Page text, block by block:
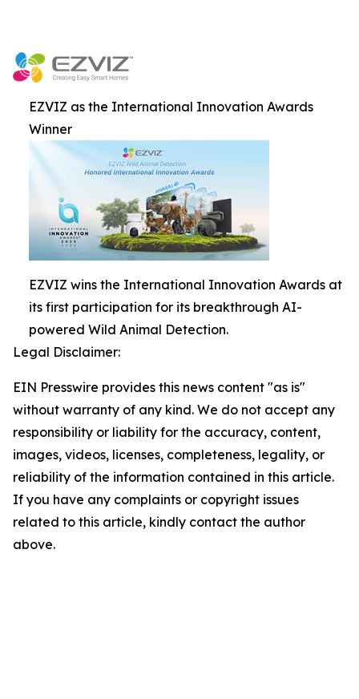
EZVIZ as the International Innovation Awards
Winner
EZVIZ wins the International Innovation Awards at
its first participation for its breakthrough AI-
powered Wild Animal Detection.
Legal Disclaimer:
EIN Presswire provides this news content "as is"
without warranty of any kind. We do not accept any
responsibility or liability for the accuracy, content,
images, videos, licenses, completeness, legality, or
reliability of the information contained in this article.
If you have any complaints or copyright issues
related to this article, kindly contact the author
above.